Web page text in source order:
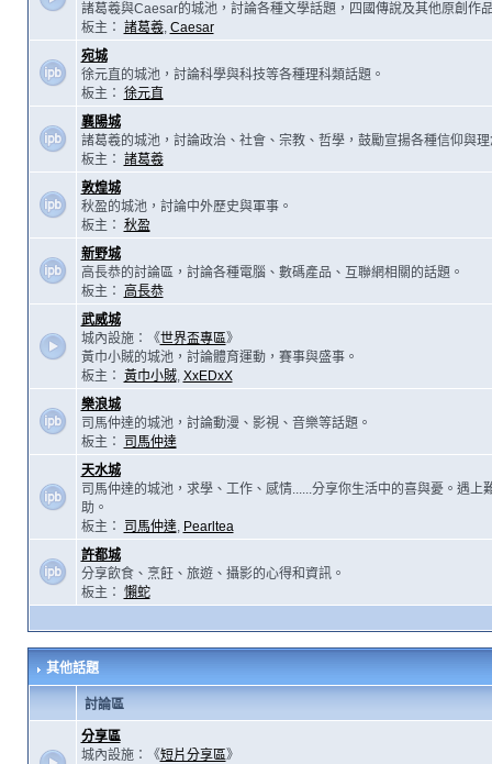
諸葛羲與Caesar的城池，討論各種文學話題，四國傳說及其他原創作
板主： 諸葛羲, Caesar
宛城
徐元直的城池，討論科學與科技等各種理科類話題。
板主： 徐元直
襄陽城
諸葛羲的城池，討論政治、社會、宗教、哲學，鼓勵宣揚各種信仰與理
板主： 諸葛羲
敦煌城
秋盈的城池，討論中外歷史與軍事。
板主： 秋盈
新野城
高長恭的討論區，討論各種電腦、數碼產品、互聯網相關的話題。
板主：
高長恭
武威城
城內設施：《世界盃專區》
黃巾小賊的城池，討論體育運動，賽事與盛事。
板主： 黃巾小賊, XxEDxX
樂浪城
司馬仲達的城池，討論動漫、影視、音樂等話題。
板主：
司馬仲達
天水城
司馬仲達的城池，求學、工作、感情......分享你生活中的喜與憂。遇上
助。
板主：
司馬仲達, Pearltea
許都城
分享飲食、烹飪、旅遊、攝影的心得和資訊。
板主： 懶蛇
其他話題
討論區
分享區
城內設施：《短片分享區》